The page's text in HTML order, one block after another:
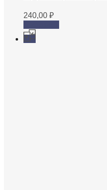
240,00 ₽